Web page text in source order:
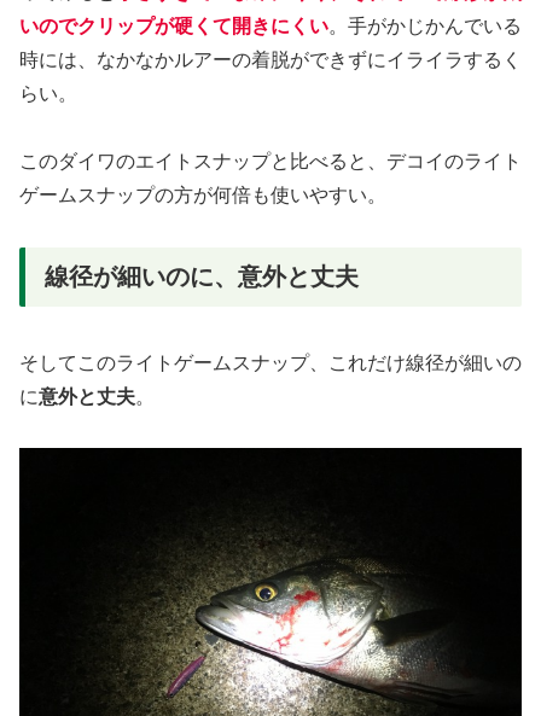
いのでクリップが硬くて開きにくい。手がかじかんでいる
時には、なかなかルアーの着脱ができずにイライラするく
らい。
このダイワのエイトスナップと比べると、デコイのライト
ゲームスナップの方が何倍も使いやすい。
線径が細いのに、意外と丈夫
そしてこのライトゲームスナップ、これだけ線径が細いの
に意外と丈夫。